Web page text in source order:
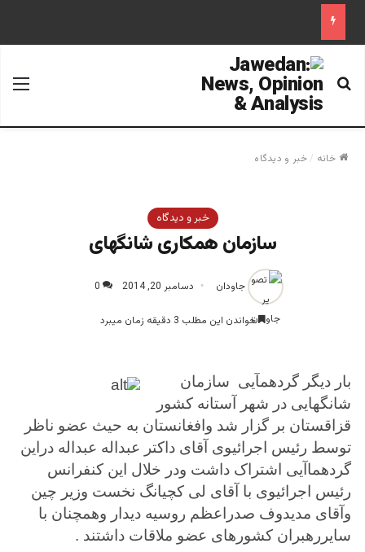
جستجو برای
خانه /خبر و دیدگاه
خبر و دیدگاه
سازمان همکاری شانگهای
جاودان دسامبر 20, 2014 0
خواندن این مطلب 3 دقیقه زمان میبرد
بار دیگر گردهمآیی سازمان
شانگهایی در شهر آستانه کشور
قزاقستان بر گزار شد وافغانستان به حیث عضو ناظر
توسط رئیس اجرائیوی آقای داکتر عبداله عبداله دراین
گردهماآیی اشتراک داشت ودر خلال این کنفرانس
رئیس اجرائيوی با آقای لی کچیانگ نخست وزیر چین
وآقای مدیدوف صدراعظم روسیه دیدار وهمچنان با
سایررهبران کشورهای عضو ملاقات داشتند .